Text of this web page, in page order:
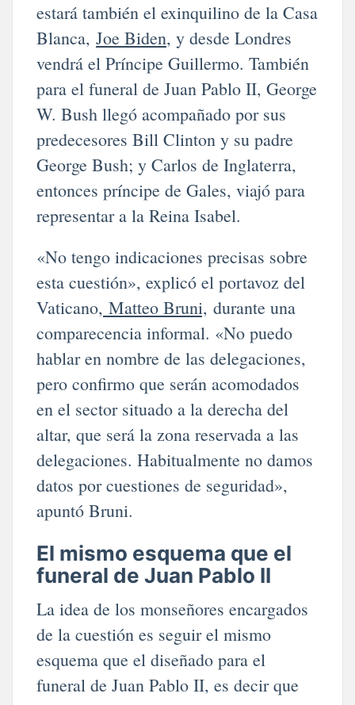
estará también el exinquilino de la Casa
Blanca, Joe Biden, y desde Londres
vendrá el Príncipe Guillermo. También
para el funeral de Juan Pablo II, George
W. Bush llegó acompañado por sus
predecesores Bill Clinton y su padre
George Bush; y Carlos de Inglaterra,
entonces príncipe de Gales, viajó para
representar a la Reina Isabel.
«No tengo indicaciones precisas sobre
esta cuestión», explicó el portavoz del
Vaticano, Matteo Bruni, durante una
comparecencia informal. «No puedo
hablar en nombre de las delegaciones,
pero confirmo que serán acomodados
en el sector situado a la derecha del
altar, que será la zona reservada a las
delegaciones. Habitualmente no damos
datos por cuestiones de seguridad»,
apuntó Bruni.
El mismo esquema que el
funeral de Juan Pablo II
La idea de los monseñores encargados
de la cuestión es seguir el mismo
esquema que el diseñado para el
funeral de Juan Pablo II, es decir que